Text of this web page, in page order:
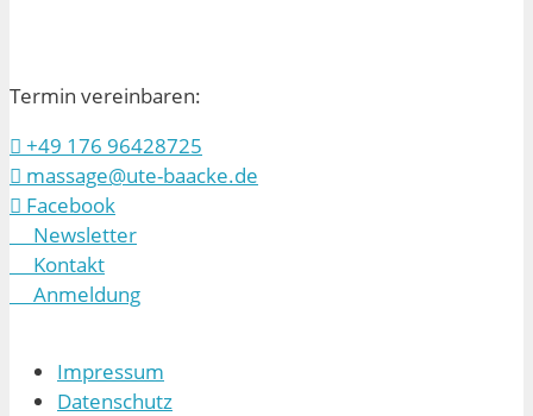
Termin vereinbaren:
+49 176 96428725
massage@ute-baacke.de
Facebook
Newsletter
Kontakt
Anmeldung
Impressum
Datenschutz